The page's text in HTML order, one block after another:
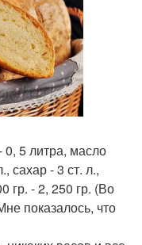
0, 5 литра, масло
сахар - 3 ст. л.,
гр. - 2, 250 гр. (Во
показалось, что